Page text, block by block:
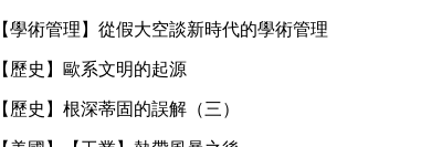
【學術管理】從假大空談新時代的學術管理
【歷史】歐系文明的起源
【歷史】根深蒂固的誤解（三）